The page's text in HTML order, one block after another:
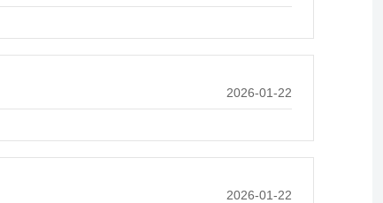
2026-01-22
2026-01-22